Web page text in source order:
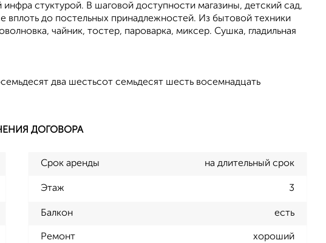
стуктурой. В шаговой доступности магазины, детский сад,
до постельных принадлежностей. Из бытовой техники
чайник, тостер, пароварка, миксер. Сушка, гладильная
два шестьсот семьдесят шесть восемнадцать
ДОГОВОРА
Срок аренды на длительный срок
Этаж 3
Балкон есть
Ремонт хороший